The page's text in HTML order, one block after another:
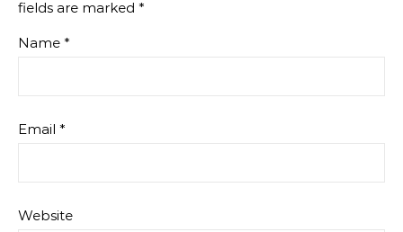
fields are marked *
Name *
Email *
Website